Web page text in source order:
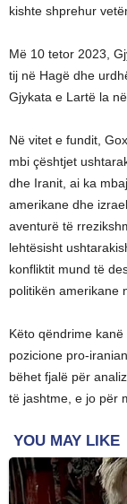
kishte shprehur
Më 10 tetor 2023,
tij në Hagë dhe
Gjykata e Lartë la
Në vitet e fundit,
mbi çështjet
dhe Iranit, ai ka
amerikane dhe
aventurë të
lehtësisht
konfliktit mund të
politikën amerikane
Këto qëndrime
pozicione pro-
bëhet fjalë për
të jashtme, e jo për